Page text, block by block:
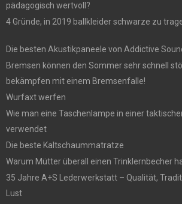
pädagogisch wertvoll?
4 Gründe, in 2019 ballkleider schwarze zu
Die besten Akustikpaneele von Addictive
Bremsen können den Sommer sehr schnell
bekämpfen mit einem Bremsenfalle!
Wurfaxt werfen
Wie man eine Taschenlampe in einer
verwendet
Die beste Kaltschaummatratze
Warum Mütter überall einen Trinklernbecher
35 Jahre A+S Lederwerkstatt – Qualität,
Lust